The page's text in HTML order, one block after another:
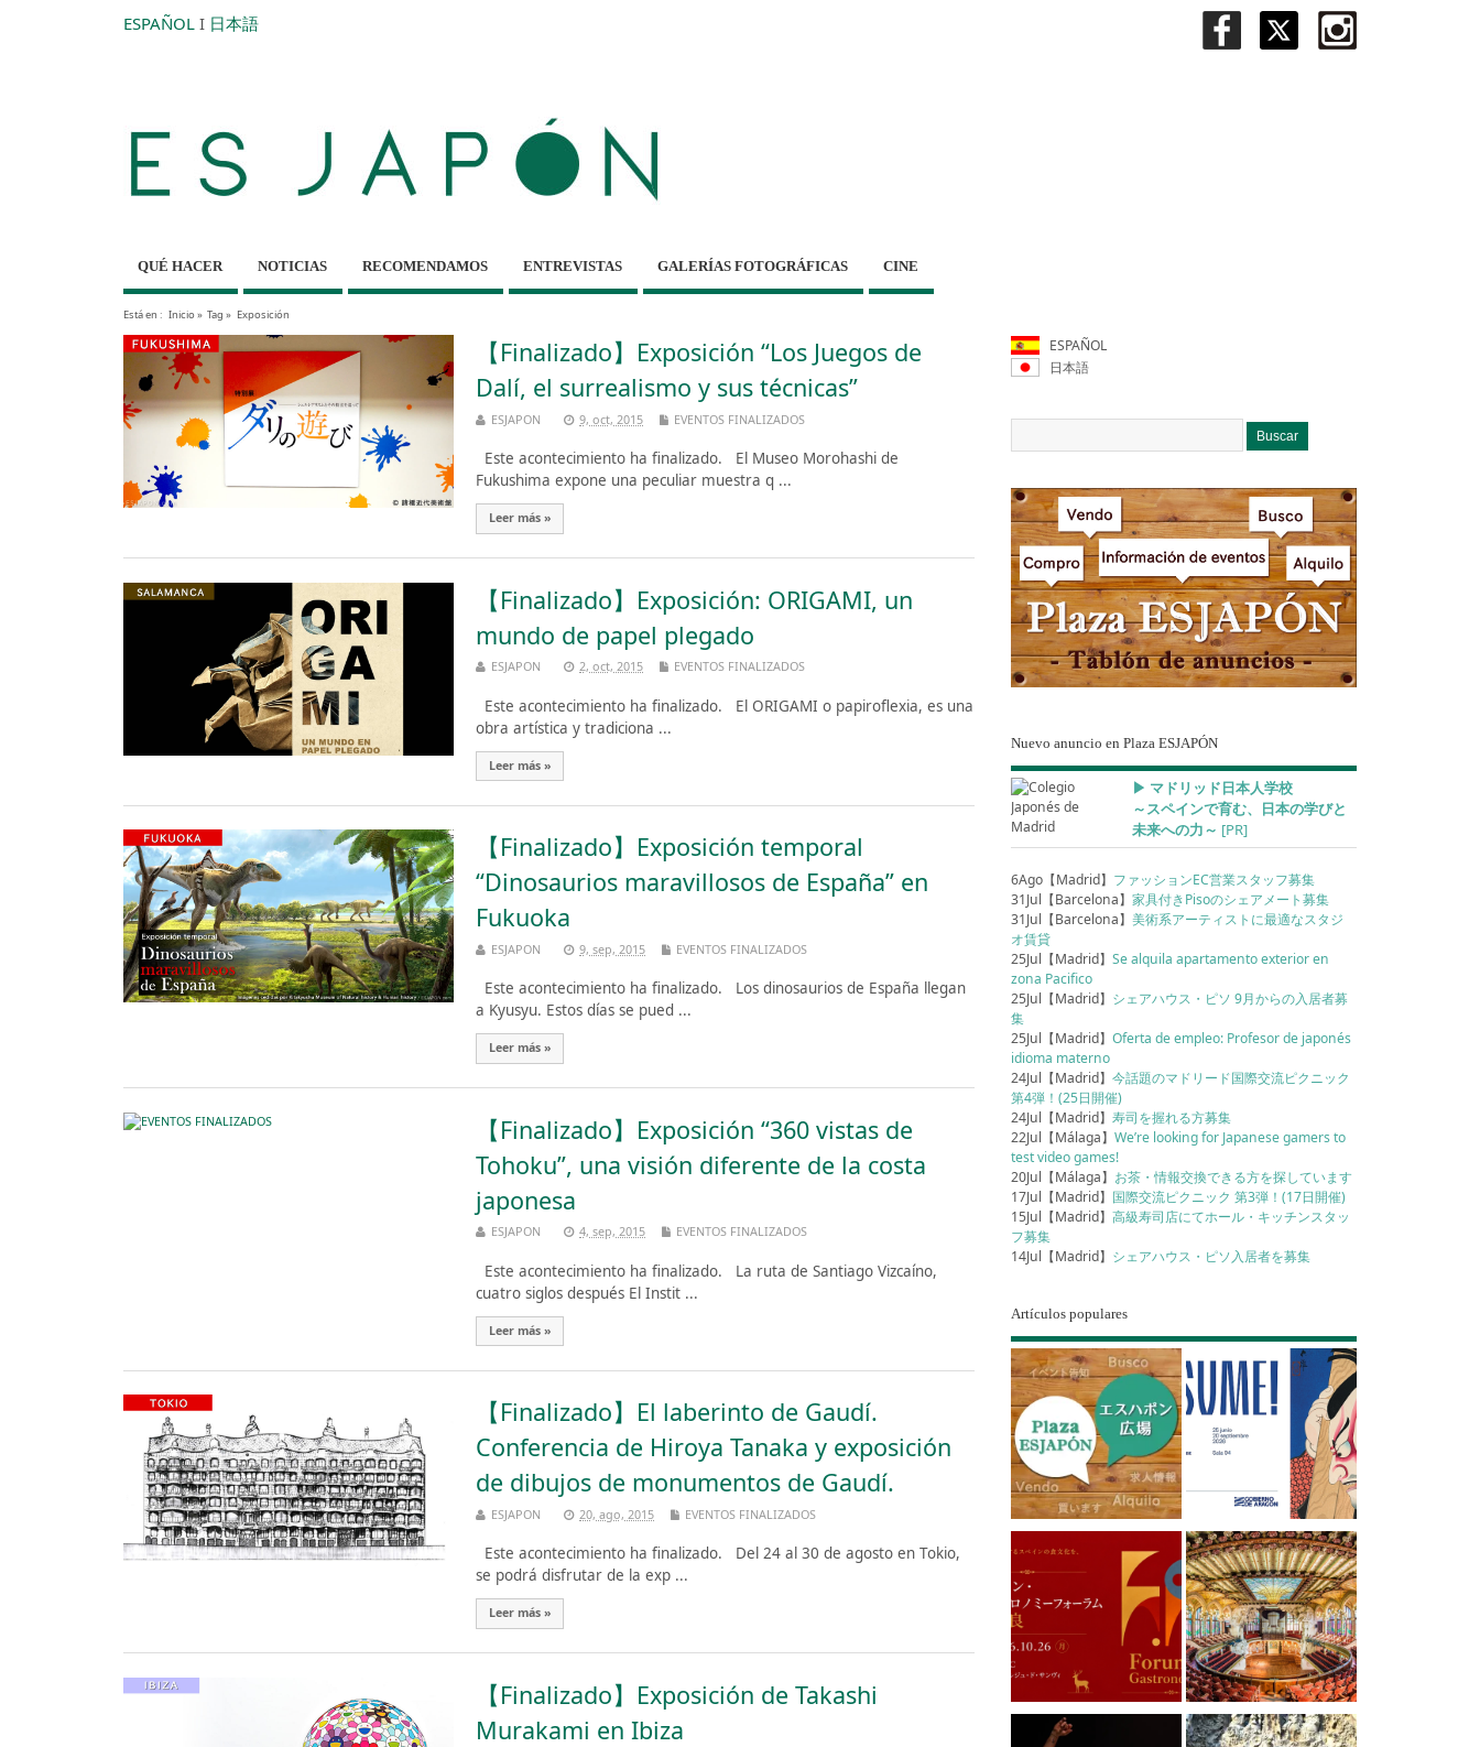
ESPAÑOL I 日本語
QUÉ HACER NOTICIAS RECOMENDAMOS ENTREVISTAS GALERÍAS FOTOGRÁFICAS CINE
Está en : Inicio» Tag » Exposición
【Finalizado】Exposición “Los Juegos de
Dalí, el surrealismo y sus técnicas”
ESJAPON 9, oct, 2015 EVENTOS FINALIZADOS
Este acontecimiento ha finalizado. El Museo Morohashi de
Fukushima expone una peculiar muestra q ...
Leer más »
【Finalizado】Exposición: ORIGAMI, un
mundo de papel plegado
ESJAPON 2, oct, 2015 EVENTOS FINALIZADOS
Este acontecimiento ha finalizado. El ORIGAMI o papiroflexia, es una
obra artística y tradiciona ...
Leer más »
【Finalizado】Exposición temporal
“Dinosaurios maravillosos de España” en
Fukuoka
ESJAPON 9, sep, 2015 EVENTOS FINALIZADOS
Este acontecimiento ha finalizado. Los dinosaurios de España llegan
a Kyusyu. Estos días se pued ...
Leer más »
【Finalizado】Exposición “360 vistas de
Tohoku”, una visión diferente de la costa
japonesa
ESJAPON 4, sep, 2015 EVENTOS FINALIZADOS
Este acontecimiento ha finalizado. La ruta de Santiago Vizcaíno,
cuatro siglos después El Instit ...
Leer más »
【Finalizado】El laberinto de Gaudí.
Conferencia de Hiroya Tanaka y exposición
de dibujos de monumentos de Gaudí.
ESJAPON 20, ago, 2015 EVENTOS FINALIZADOS
Este acontecimiento ha finalizado. Del 24 al 30 de agosto en Tokio,
se podrá disfrutar de la exp ...
Leer más »
【Finalizado】Exposición de Takashi
Murakami en Ibiza
ESPAÑOL
日本語
Nuevo anuncio en Plaza ESJAPÓN
▶︎ マドリッド日本人学校
～スペインで育む、日本の学びと
未来への力～ [PR]
6Ago【Madrid】 ファッションEC営業スタッフ募集
31Jul【Barcelona】家具付きPisoのシェアメート募集
31Jul【Barcelona】美術系アーティストに最適なスタジ
オ賃貸
25Jul【Madrid】Se alquila apartamento exterior en
zona Pacifico
25Jul【Madrid】 シェアハウス・ピソ 9月からの入居者募
集
25Jul【Madrid】Oferta de empleo: Profesor de japonés
idioma materno
24Jul【Madrid】今話題のマドリード国際交流ピクニック
第4弾！(25日開催)
24Jul【Madrid】寿司を握れる方募集
22Jul【Málaga】We’re looking for Japanese gamers to
test video games!
20Jul【Málaga】 お茶・情報交換できる方を探しています
17Jul【Madrid】 国際交流ピクニック 第3弾！(17日開催)
15Jul【Madrid】高級寿司店にてホール・キッチンスタッ
フ募集
14Jul【Madrid】 シェアハウス・ピソ入居者を募集
Artículos populares